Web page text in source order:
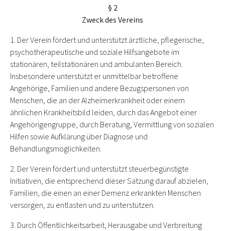
§ 2
Zweck des Vereins
1. Der Verein fördert und unterstützt ärztliche, pflegerische,
psychotherapeutische und soziale Hilfsangebote im
stationären, teilstationären und ambulanten Bereich.
Insbesondere unterstützt er unmittelbar betroffene
Angehörige, Familien und andere Bezugspersonen von
Menschen, die an der Alzheimerkrankheit oder einem
ähnlichen Krankheitsbild leiden, durch das Angebot einer
Angehörigengruppe, durch Beratung, Vermittlung von sozialen
Hilfen sowie Aufklärung über Diagnose und
Behandlungsmöglichkeiten.
2. Der Verein fördert und unterstützt steuerbegünstigte
Initiativen, die entsprechend dieser Satzung darauf abzielen,
Familien, die einen an einer Demenz erkrankten Menschen
versorgen, zu entlasten und zu unterstützen.
3. Durch Öffentlichkeitsarbeit, Herausgabe und Verbreitung